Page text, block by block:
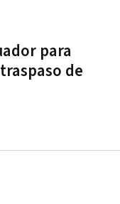
para
de